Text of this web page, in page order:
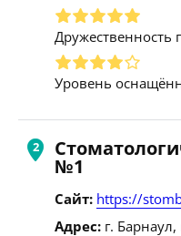
Дружественность
Уровень
№1
Сайт: https://
Адрес: г.